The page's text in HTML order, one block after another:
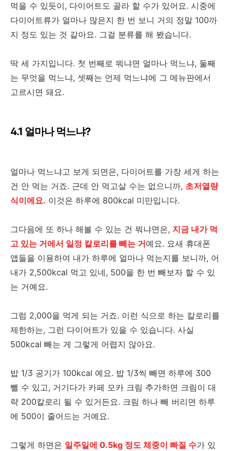
먹을 수 있듯이, 다이어트도 골라 할 수가 있어요. 시중에
다이어트류가 얼마나 많은지 한 번 보니 거의 정말 100까
지 정도 있는 것 같아요. 그걸 분류를 해 봤습니다.
딱 세 가지입니다. 첫 번째로 뭐냐면 얼마나 먹느냐, 둘째
는 무엇을 먹느냐, 셋째는 언제 먹느냐에 그 메뉴판에서
고르시면 돼요.
4.1 얼마나 먹느냐?
얼마나 먹느냐고 보게 되면은, 다이어트를 가장 세게 하는
건 안 먹는 거죠. 근데 안 먹고살 수는 없으니까, 초저열량
식이에요. 이것은 하루에 800kcal 미만입니다.
그다음에 또 하나 해볼 수 있는 건 뭐냐면은, 지금 내가 먹
고 있는 거에서 일정 칼로리를 빼는 거예요. 요새 휴대폰
앱들을 이용하여 내가 하루에 얼마나 먹는지를 보니까, 어
내가 2,500kcal 먹고 있네, 500을 한 번 빼보자 할 수 있
는 거예요.
그럼 2,000을 먹게 되는 거죠. 이런 식으로 하는 칼로리를
제한하는, 그런 다이어트가 있을 수 있습니다. 사실
500kcal 빼는 게 그렇게 어렵지 않아요.
밥 1/3 공기가 100kcal 예요. 밥 1/3씩 빼면 하루에 300
뺄 수 있고, 거기다가 카페 모카 크림 추가하면 크림이 대
략 200칼로리 될 수 있거든요. 크림 하나 빼 버리면 하루
에 500이 줄어드는 거예요.
그렇게 하면은 일주일에 0.5kg 정도 체중이 빠질 수가 있